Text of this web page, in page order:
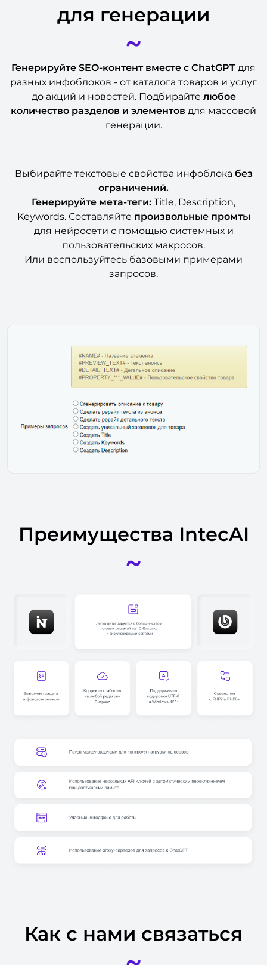
для генерации
~
Генерируйте SEO-контент вместе с ChatGPT для
разных инфоблоков - от каталога товаров и услуг
до акций и новостей. Подбирайте любое
количество разделов и элементов для массовой
генерации.
Выбирайте текстовые свойства инфоблока без
ограничений.
Генерируйте мета-теги: Title, Description,
Keywords. Составляйте произвольные промты
для нейросети с помощью системных и
пользовательских макросов.
Или воспользуйтесь базовыми примерами
запросов.
Преимущества IntecAI
~
Как с нами связаться